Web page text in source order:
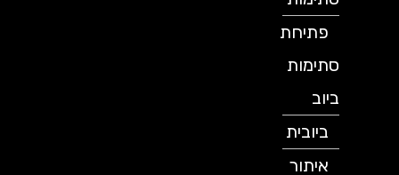
פתיחת
סתימות
ביובית
איתור